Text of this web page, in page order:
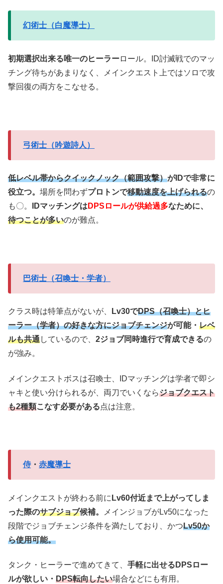
幻術士（白魔導士）
初期選択出来る唯一のヒーラーロール。ID討滅戦でのマッ
チング待ちがあまりなく、メインクエスト上ではソロで攻
撃回復の両方をこなせる。
弓術士（吟遊詩人）
低レベル帯からクイックノック（範囲攻撃）がIDで非常に
役立つ。 場所を問わずプロトンで移動速度を上げられるの
も〇。
IDマッチングは DPSロールが供給過多なために、
待つことが多いのが難点。
巴術士（召喚士・学者）
クラス時は特筆点がないが、 Lv30でDPS（召喚士）とヒ
ーラー（学者）の好きな方にジョブチェンジが可能・ レベ
ルも共通しているので、 2ジョブ同時進行で育成できるの
が強み。
メインクエストボスは召喚士、IDマッチングは学者で即シ
ャキと使い分けられるが、両刀でいくならジョブクエスト
も2種類こなす必要がある点は注意。
侍・ 赤魔導士
メインクエストが終わる前に Lv60付近まで上がってしま
った際のサブジョブ候補。
メインジョブがLv50になった
段階でジョブチェンジ条件を満たしており、かつLv50か
ら使用可能。
タンク・ヒーラーで進めてきて、 手軽に出せるDPSロー
ルが欲しい・ DPS転向したい場合などにも有用。